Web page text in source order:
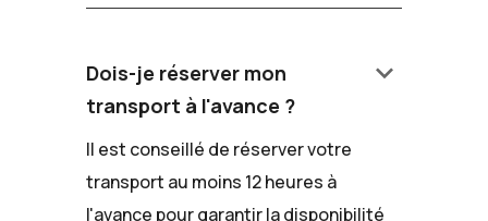
Dois-je réserver mon
transport à l'avance ?
keyboard_arrow_down
Il est conseillé de réserver votre
transport au moins 12 heures à
l'avance pour garantir la disponibilité